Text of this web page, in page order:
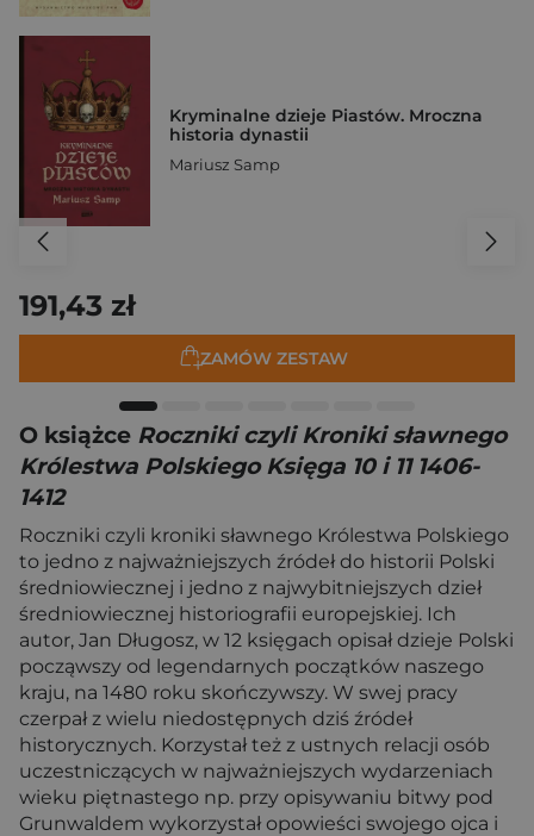
Kryminalne dzieje Piastów. Mroczna
historia dynastii
Mariusz Samp
191,43 zł
ZAMÓW ZESTAW
O książce Roczniki czyli Kroniki sławnego
Królestwa Polskiego Księga 10 i 11 1406-
1412
Roczniki czyli kroniki sławnego Królestwa Polskiego
to jedno z najważniejszych źródeł do historii Polski
średniowiecznej i jedno z najwybitniejszych dzieł
średniowiecznej historiografii europejskiej. Ich
autor, Jan Długosz, w 12 księgach opisał dzieje Polski
począwszy od legendarnych początków naszego
kraju, na 1480 roku skończywszy. W swej pracy
czerpał z wielu niedostępnych dziś źródeł
historycznych. Korzystał też z ustnych relacji osób
uczestniczących w najważniejszych wydarzeniach
wieku piętnastego np. przy opisywaniu bitwy pod
Grunwaldem wykorzystał opowieści swojego ojca i